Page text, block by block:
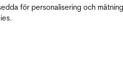
för personalisering och